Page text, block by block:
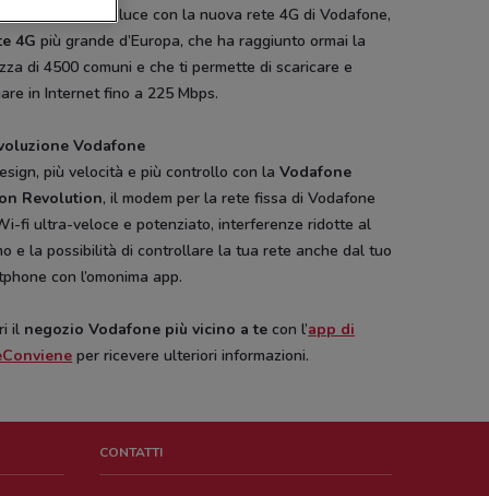
velocità della luce con la nuova rete 4G di Vodafone,
4G più grande d’Europa, che ha raggiunto ormai la
di 4500 comuni e che ti permette di scaricare e
in Internet fino a 225 Mbps.
Vodafone
più velocità e più controllo con la Vodafone
Revolution, il modem per la rete fissa di Vodafone
fi ultra-veloce e potenziato, interferenze ridotte al
e la possibilità di controllare la tua rete anche dal tuo
con l’omonima app.
il negozio Vodafone più vicino a tecon l’app di
per ricevere ulteriori informazioni.
CONTATTI